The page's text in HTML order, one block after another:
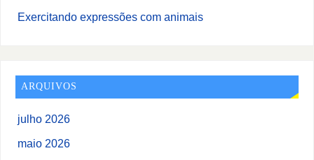
Exercitando expressões com animais
ARQUIVOS
julho 2026
maio 2026